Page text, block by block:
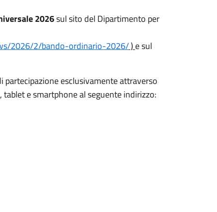
2026sul sito del Dipartimento per
2026/2/bando-ordinario-2026/) e sul
esclusivamente attraverso
e smartphone al seguente indirizzo: